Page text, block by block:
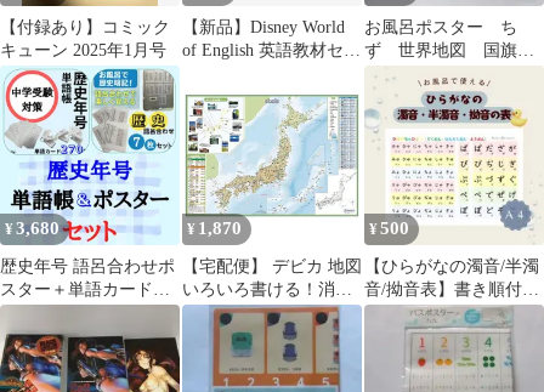
【付録あり】コミック
キューン 2025年1月号
【新品】Disney World
of English 英語教材セッ
お風呂ポスター ち
ず 世界地図 国旗
こっき おふろでおけ
いこ 知育 ポスター
¥3,680
歴史年号 語呂合わせポ
スター＋単語カードセ
ット シート7枚＆カー
ド270枚 見て何度もめ
くって覚える 反復学習
中学受験 小学生
¥ 1,870
【宅配便】 デビカ 地図
いろいろ書ける！消せ
る！日本地図 073101 お
風呂 ポスター 防水 プ
ラシート 学習 世界遺産
勉強 知育
¥500
【ひらがなの濁音/半濁
音/拗音表】書き順付で
覚えやい✨お風呂で学
べる防水ポスター